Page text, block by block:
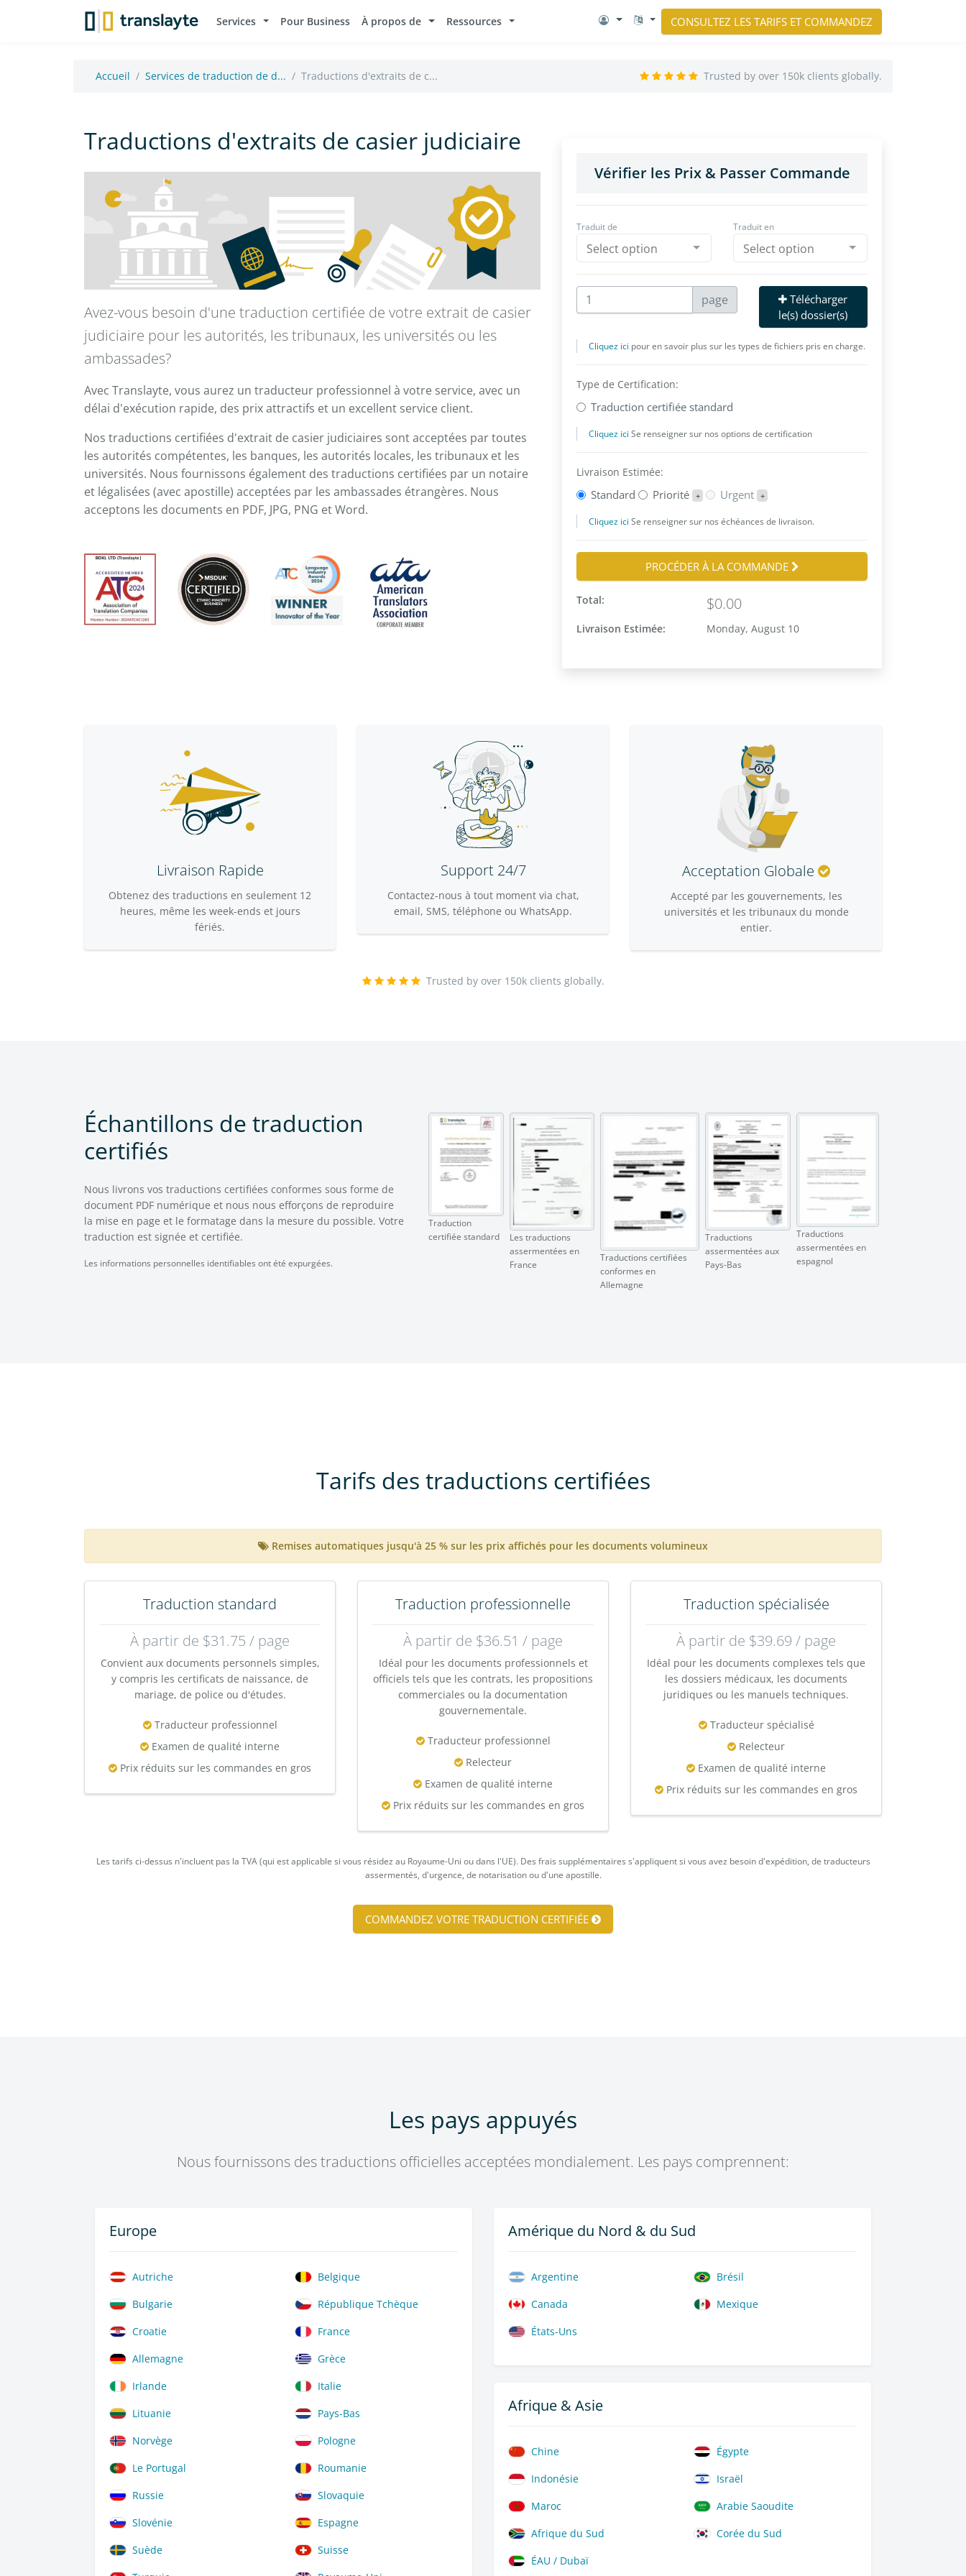
Services Pour Business À propos de Ressources CONSULTEZ LES TARIFS ET COMMANDEZ
Accueil Services de traduction de d... Traductions d'extraits de c... Trusted by over 150k clients globally.
Traductions d'extraits de casier judiciaire
Avez-vous besoin d'une traduction certifiée de votre extrait de casier
judiciaire pour les autorités, les tribunaux, les universités ou les
ambassades?
Avec Translayte, vous aurez un traducteur professionnel à votre service, avec un
délai d'exécution rapide, des prix attractifs et un excellent service client.
Nos traductions certifiées d'extrait de casier judiciaires sont acceptées par toutes
les autorités compétentes, les banques, les autorités locales, les tribunaux et les
universités. Nous fournissons également des traductions certifiées par un notaire
et légalisées (avec apostille) acceptées par les ambassades étrangères. Nous
acceptons les documents en PDF, JPG, PNG et Word.
Livraison Rapide
Obtenez des traductions en seulement 12
heures, même les week-ends et jours
fériés.
Support 24/7
Contactez-nous à tout moment via chat,
email, SMS, téléphone ou WhatsApp.
Acceptation Globale
Accepté par les gouvernements, les
universités et les tribunaux du monde
entier.
Trusted by over 150k clients globally.
Échantillons de traduction
certifiés
Nous livrons vos traductions certifiées conformes sous forme de
document PDF numérique et nous nous efforçons de reproduire
la mise en page et le formatage dans la mesure du possible. Votre
traduction est signée et certifiée.
Les informations personnelles identifiables ont été expurgées.
Traduction
certifiée standard
Les traductions
assermentées en
France
Traductions certifiées
conformes en
Allemagne
Traductions
assermentées aux
Pays-Bas
Traductions
assermentées en
espagnol
Tarifs des traductions certifiées
Remises automatiques jusqu'à 25 % sur les prix affichés pour les documents volumineux
Traduction standard
À partir de $31.75 / page
Convient aux documents personnels simples,
y compris les certificats de naissance, de
mariage, de police ou d'études.
Traducteur professionnel
Examen de qualité interne
Prix réduits sur les commandes en gros
Traduction professionnelle
À partir de $36.51 / page
Idéal pour les documents professionnels et
officiels tels que les contrats, les propositions
commerciales ou la documentation
gouvernementale.
Traducteur professionnel
Relecteur
Examen de qualité interne
Prix réduits sur les commandes en gros
Traduction spécialisée
À partir de $39.69 / page
Idéal pour les documents complexes tels que
les dossiers médicaux, les documents
juridiques ou les manuels techniques.
Traducteur spécialisé
Relecteur
Examen de qualité interne
Prix réduits sur les commandes en gros
Les tarifs ci-dessus n'incluent pas la TVA (qui est applicable si vous résidez au Royaume-Uni ou dans l'UE). Des frais supplémentaires s'appliquent si vous avez besoin d'expédition, de traducteurs
assermentés, d'urgence, de notarisation ou d'une apostille.
COMMANDEZ VOTRE TRADUCTION CERTIFIÉE
Les pays appuyés
Nous fournissons des traductions officielles acceptées mondialement. Les pays comprennent:
Europe
Autriche
Belgique
Bulgarie
République Tchèque
Croatie
France
Allemagne
Grèce
Irlande
Italie
Lituanie
Pays-Bas
Norvège
Pologne
Le Portugal
Roumanie
Russie
Slovaquie
Slovénie
Espagne
Suède
Suisse
Amérique du Nord & du Sud
Argentine
Brésil
Canada
Mexique
États-Uns
Afrique & Asie
Chine
Égypte
Indonésie
Israël
Maroc
Arabie Saoudite
Afrique du Sud
Corée du Sud
ÉAU / Dubaï